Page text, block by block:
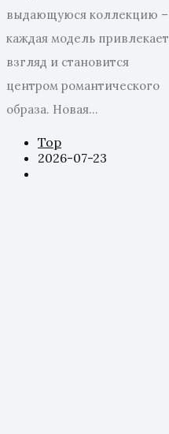
выдающуюся коллекцию –
каждая модель привлекает
взгляд и становится
центром романтического
образа. Новая...
Top
2026-07-23